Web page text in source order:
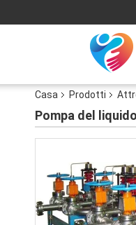
Casa Prodotti
Pompa del